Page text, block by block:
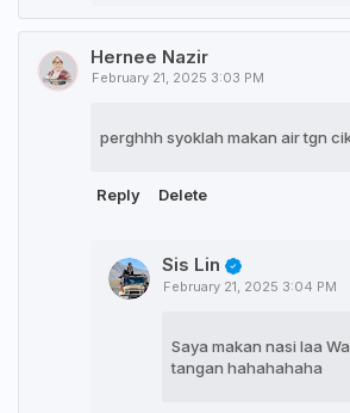
Hernee Nazir
February 21, 2025 3:03 PM
perghhh syoklah makan air tgn
Reply Delete
Sis Lin
February 21, 2025 3:04 PM
Saya makan nasi laa
tangan hahahahaha